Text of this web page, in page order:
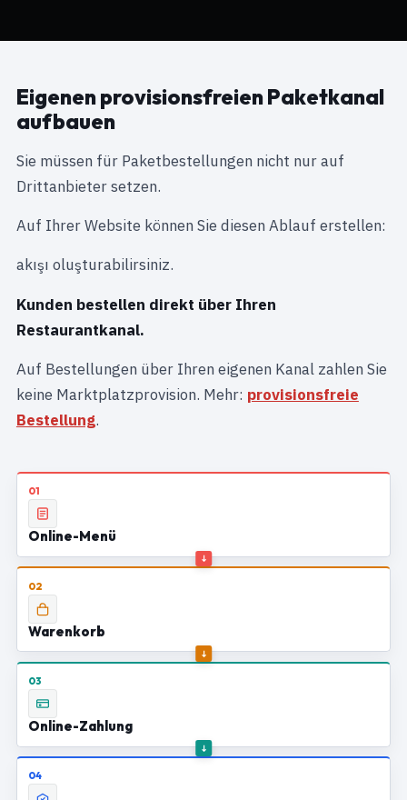
Eigenen provisionsfreien Paketkanal
aufbauen
Sie müssen für Paketbestellungen nicht nur auf
Drittanbieter setzen.
Auf Ihrer Website können Sie diesen Ablauf erstellen:
akışı oluşturabilirsiniz.
Kunden bestellen direkt über Ihren
Restaurantkanal.
Auf Bestellungen über Ihren eigenen Kanal zahlen Sie
keine Marktplatzprovision. Mehr: provisionsfreie
Bestellung.
01
Online-Menü
02
Warenkorb
03
Online-Zahlung
04